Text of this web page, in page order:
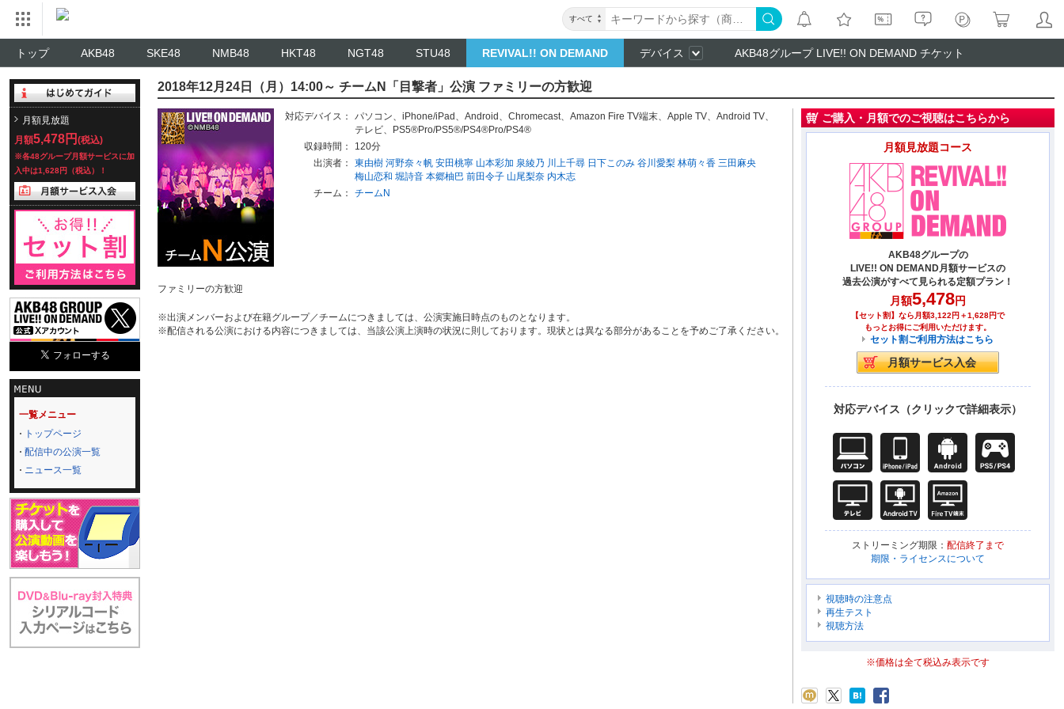
すべて
トップ AKB48 SKE48 NMB48 HKT48 NGT48 STU48 REVIVAL!! ON DEMAND デバイス AKB48グループ LIVE!! ON DEMAND チケット
月額見放題
月額5,478円 (税込)
※各48グループ月額サービスに加
入中は1,628円（税込）！
一覧メニュー
トップページ
配信中の公演一覧
ニュース一覧
2018年12月24日（月）14:00～ チームN「目撃者」公演 ファミリーの方歓迎
対応デバイス： パソコン、 iPhone/iPad 、 Android 、 Chromecast、 Amazon Fire TV端末、 Apple TV、 Android TV、
テレビ、
PS5®Pro/PS5®/PS4®Pro/PS4®
収録時間：
120分
出演者：
東由樹 河野奈々帆 安田桃寧 山本彩加 泉綾乃 川上千尋 日下このみ 谷川愛梨 林萌々香 三田麻央
梅山恋和 堀詩音 本郷柚巴 前田令子 山尾梨奈 内木志
チーム：
チームN
ファミリーの方歓迎
※出演メンバーおよび在籍グループ／チームにつきましては、公演実施日時点のものとなります。
※配信される公演における内容につきましては、当該公演上演時の状況に則しております。現状とは異なる部分があることを予めご了承ください。
ご購入・月額でのご視聴はこちらから
月額見放題コース
AKB48グループの
LIVE!! ON DEMAND月額サービスの
過去公演がすべて見られる定額プラン！
月額5,478円
【セット割】なら月額3,122円＋1,628円で
もっとお得にご利用いただけます。
セット割ご利用方法はこちら
対応デバイス（クリックで詳細表示）
ストリーミング期限： 配信終了まで
期限・ライセンスについて
視聴時の注意点
再生テスト
視聴方法
※価格は全て税込み表示です